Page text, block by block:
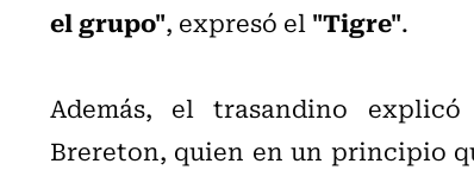
el grupo", expresó el"Tigre".
Además, el trasandino
Brereton, quien en un principio